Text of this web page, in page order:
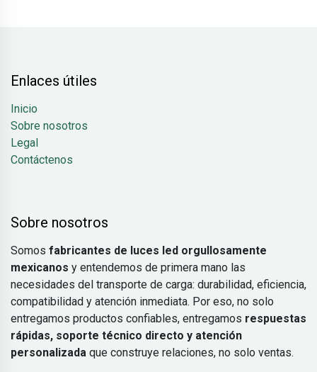
Enlaces útiles
Inicio
Sobre nosotros
Legal
Contáctenos
Sobre nosotros
Somos fabricantes de luces led orgullosamente
mexicanos y entendemos de primera mano las
necesidades del transporte de carga: durabilidad, eficiencia,
compatibilidad y atención inmediata. Por eso, no solo
entregamos productos confiables, entregamos respuestas
rápidas, soporte técnico directo y atención
personalizada que construye relaciones, no solo ventas.